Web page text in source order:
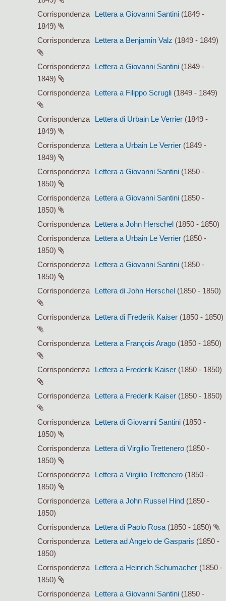
Corrispondenza
Lettera a Giovanni Santini (1849 -
1849)
Corrispondenza
Lettera a Benjamin Valz (1849 - 1849)
Corrispondenza Lettera a Giovanni Santini (1849 -
1849)
Corrispondenza
Lettera a Filippo Scrugli (1849 - 1849)
Corrispondenza Lettera di Urbain Le Verrier (1849 -
1849)
Corrispondenza
Lettera a Urbain Le Verrier (1849 -
1849)
Corrispondenza
Lettera a Giovanni Santini (1850 -
1850)
Corrispondenza
Lettera a Giovanni Santini (1850 -
1850)
Corrispondenza
Lettera a John Herschel (1850 - 1850)
Corrispondenza
Lettera a Urbain Le Verrier (1850 -
1850)
Corrispondenza
Lettera a Giovanni Santini (1850 -
1850)
Corrispondenza
Lettera di John Herschel (1850 - 1850)
Corrispondenza Lettera di Frederik Kaiser (1850 - 1850)
Corrispondenza Lettera a François Arago (1850 - 1850)
Corrispondenza Lettera a Frederik Kaiser (1850 - 1850)
Corrispondenza Lettera a Frederik Kaiser (1850 - 1850)
Corrispondenza Lettera di Giovanni Santini (1850 -
1850)
Corrispondenza
Lettera di Virgilio Trettenero (1850 -
1850)
Corrispondenza
Lettera a Virgilio Trettenero (1850 -
1850)
Corrispondenza
Lettera a John Russel Hind (1850 -
1850)
Corrispondenza
Lettera di Paolo Rosa (1850 - 1850)
Corrispondenza
Lettera ad Angelo de Gasparis (1850 -
1850)
Corrispondenza
Lettera a Heinrich Schumacher (1850 -
1850)
Corrispondenza
Lettera a Giovanni Santini (1850 -